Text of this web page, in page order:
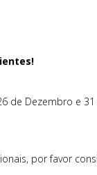
Dezembro e
por favor